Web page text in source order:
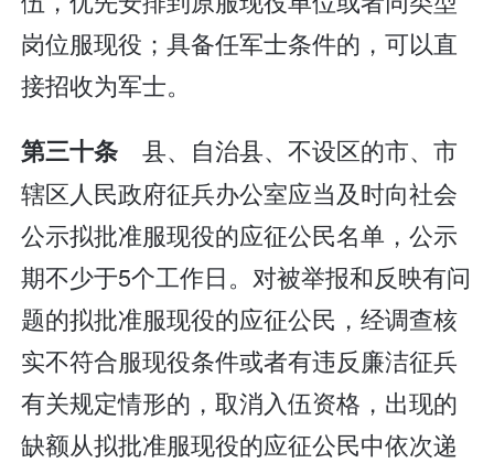
岗位服现役；具备任军士条件的，可以直
接招收为军士。
第三十条 县、自治县、不设区的市、市
辖区人民政府征兵办公室应当及时向社会
公示拟批准服现役的应征公民名单，公示
期不少于5个工作日。对被举报和反映有问
题的拟批准服现役的应征公民，经调查核
实不符合服现役条件或者有违反廉洁征兵
有关规定情形的，取消入伍资格，出现的
缺额从拟批准服现役的应征公民中依次递